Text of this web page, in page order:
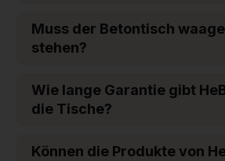
Muss der Betontisch
stehen?
Wie lange Garantie gibt
die Tische?
Können die Produkte von